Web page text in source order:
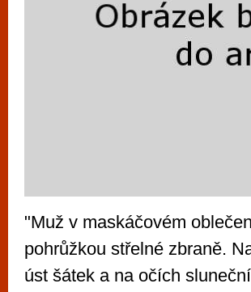
"Muž v maskáčovém
pohrůžkou střelné zbraně.
úst šátek a na očích